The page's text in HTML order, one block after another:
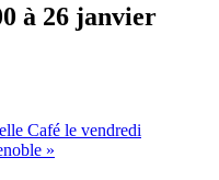
à 26 janvier
Café le vendredi
»